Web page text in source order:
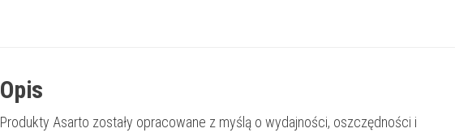
black
Opis
Produkty Asarto zostały opracowane z myślą o wydajności, oszczędności i